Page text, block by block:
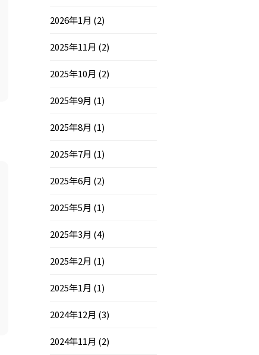
2026年1月 (2)
2025年11月 (2)
2025年10月 (2)
2025年9月 (1)
2025年8月 (1)
2025年7月 (1)
2025年6月 (2)
2025年5月 (1)
2025年3月 (4)
2025年2月 (1)
2025年1月 (1)
2024年12月 (3)
2024年11月 (2)